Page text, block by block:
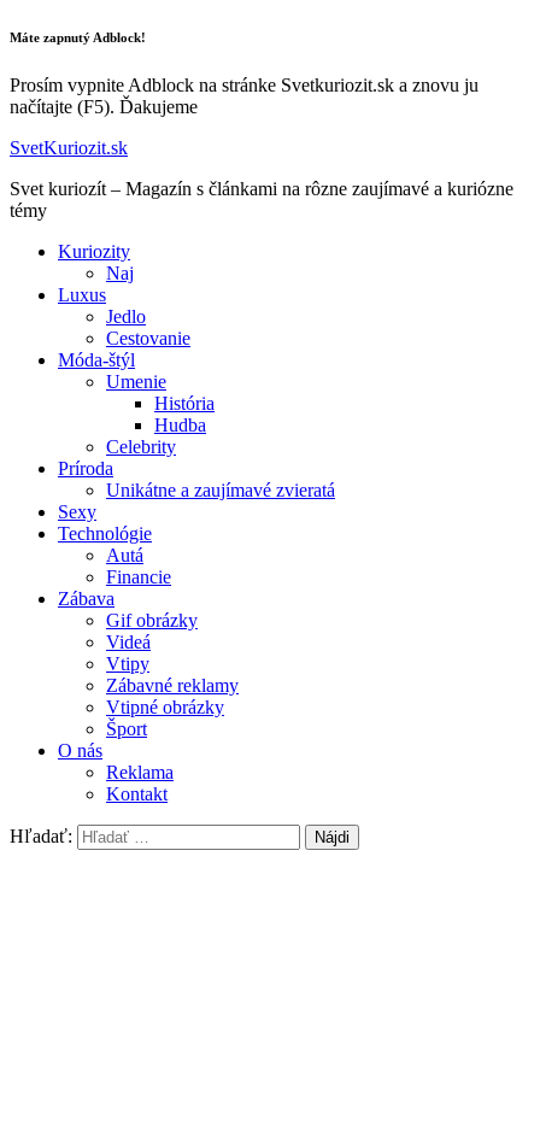
Máte zapnutý Adblock!
Prosím vypnite Adblock na stránke Svetkuriozit.sk a znovu ju
načítajte (F5). Ďakujeme
SvetKuriozit.sk
Svet kuriozít – Magazín s článkami na rôzne zaujímavé a kuriózne
témy
Kuriozity
Naj
Luxus
Jedlo
Cestovanie
Móda-štýl
Umenie
História
Hudba
Celebrity
Príroda
Unikátne a zaujímavé zvieratá
Sexy
Technológie
Autá
Financie
Zábava
Gif obrázky
Videá
Vtipy
Zábavné reklamy
Vtipné obrázky
Šport
O nás
Reklama
Kontakt
Hľadať: